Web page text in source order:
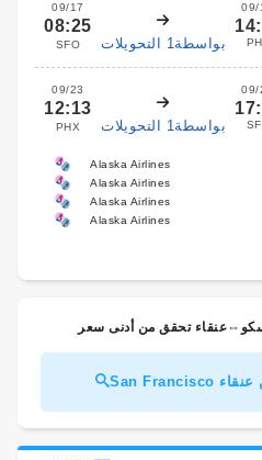
09/17
08:25
SFO بواسطة1 التحويلات
09/
09/23
12:13
PHX بواسطة1 التحويلات
09/
Alaska Airlines
Alaska Airlines
Alaska Airlines
Alaska Airlines
تحقق من أدنى سعر